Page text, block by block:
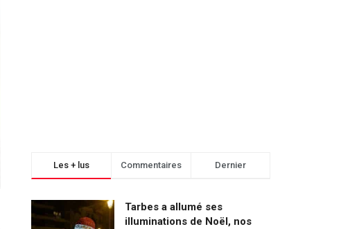
Les + lus Commentaires Dernier
Tarbes a allumé ses
illuminations de Noël, nos